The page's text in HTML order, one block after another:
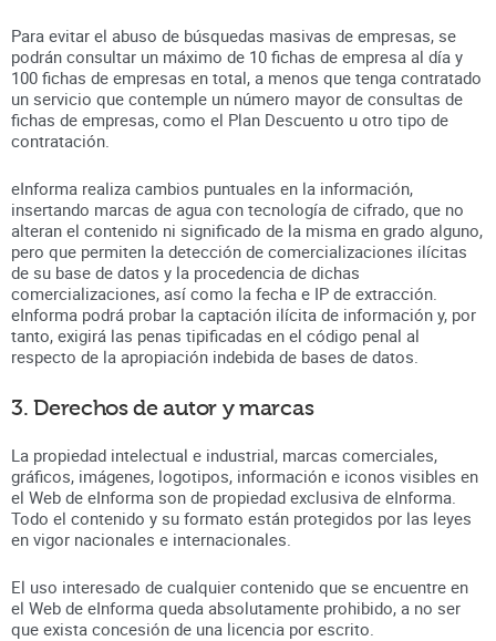
Para evitar el abuso de búsquedas masivas de empresas, se
podrán consultar un máximo de 10 fichas de empresa al día y
100 fichas de empresas en total, a menos que tenga contratado
un servicio que contemple un número mayor de consultas de
fichas de empresas, como el Plan Descuento u otro tipo de
contratación.
eInforma realiza cambios puntuales en la información,
insertando marcas de agua con tecnología de cifrado, que no
alteran el contenido ni significado de la misma en grado alguno,
pero que permiten la detección de comercializaciones ilícitas
de su base de datos y la procedencia de dichas
comercializaciones, así como la fecha e IP de extracción.
eInforma podrá probar la captación ilícita de información y, por
tanto, exigirá las penas tipificadas en el código penal al
respecto de la apropiación indebida de bases de datos.
3. Derechos de autor y marcas
La propiedad intelectual e industrial, marcas comerciales,
gráficos, imágenes, logotipos, información e iconos visibles en
el Web de eInforma son de propiedad exclusiva de eInforma.
Todo el contenido y su formato están protegidos por las leyes
en vigor nacionales e internacionales.
El uso interesado de cualquier contenido que se encuentre en
el Web de eInforma queda absolutamente prohibido, a no ser
que exista concesión de una licencia por escrito.